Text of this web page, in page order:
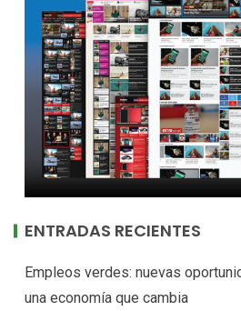
ENTRADAS RECIENTES
Empleos verdes: nuevas
una economía que cambia